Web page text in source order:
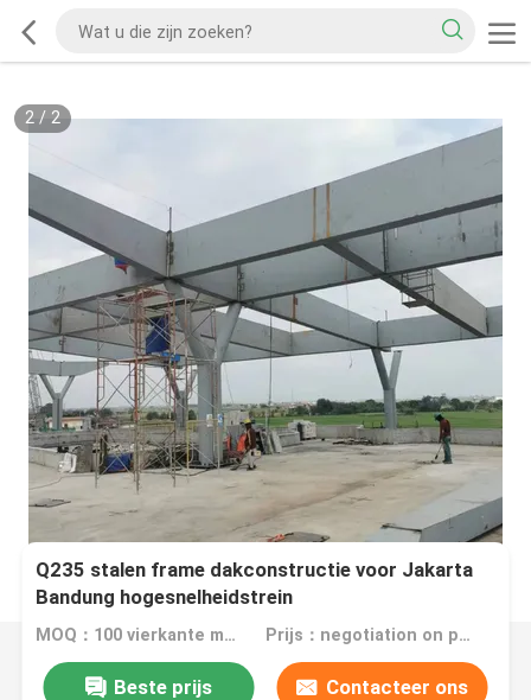
2/ 2
Q235 stalen frame dakconstructie voor Jakarta
Bandung hogesnelheidstrein
MOQ：100 vierkante meter Prijs：negotiation on price
Beste prijs Contacteer ons